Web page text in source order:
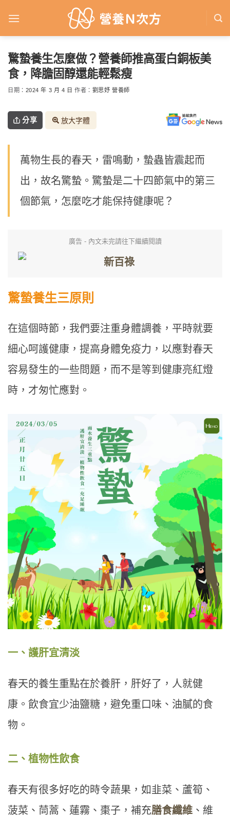
驚蟄養生怎麼做？營養師推高蛋白銅板美
食，降膽固醇還能輕鬆瘦
日期： 2024 年 3 月 4 日 作者： 劉思妤 營養師
分享 放大字體
萬物生長的春天，雷鳴動，蟄蟲皆震起而
出，故名驚蟄。驚蟄是二十四節氣中的第三
個節氣，怎麼吃才能保持健康呢？
廣告 - 內文未完請往下繼續閱讀
驚蟄養生三原則
在這個時節，我們要注重身體調養，平時就要
細心呵護健康，提高身體免疫力，以應對春天
容易發生的一些問題，而不是等到健康亮紅燈
時，才匆忙應對。
一、護肝宜清淡
春天的養生重點在於養肝，肝好了，人就健
康。飲食宜少油鹽糖，避免重口味、油膩的食
物。
二、植物性飲食
春天有很多好吃的時令蔬果，如韭菜、蘆筍、
菠菜、茼蒿、蓮霧、棗子，補充膳食纖維 、維